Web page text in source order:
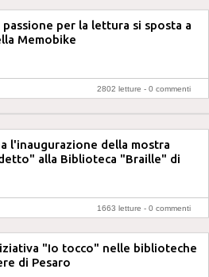
passione per la lettura si sposta a
Memobike
2802 letture - 0 commenti
l'inaugurazione della mostra
alla Biblioteca "Braille" di
1663 letture - 0 commenti
"Io tocco" nelle biblioteche
di Pesaro